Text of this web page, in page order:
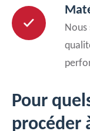
Nous
Pour
procéder